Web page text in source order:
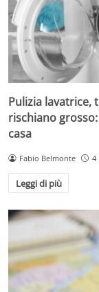
Pulizia
rischiano
casa
Fabio Belmonte 4
Leggi di più